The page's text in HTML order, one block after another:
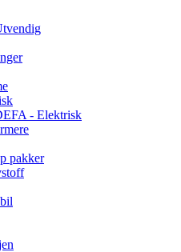
- Elektrisk
pakker